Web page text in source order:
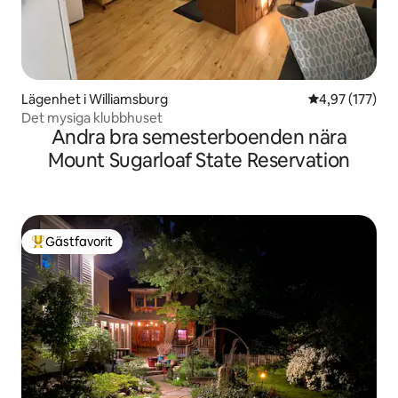
Lägenhet i Williamsburg 4,97 av 5 i
4,97 (177)
Det mysiga klubbhuset
Andra bra semesterboenden nära
Mount Sugarloaf State Reservation
Populär gästfavorit
Gästfavorit